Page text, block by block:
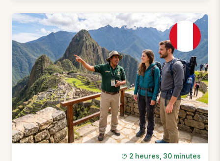
2 heures, 30 minutes